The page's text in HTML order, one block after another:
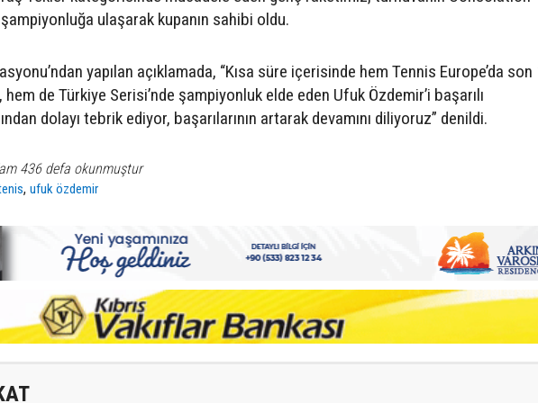
ulaşarak kupanın sahibi oldu.
yapılan açıklamada, “Kısa süre içerisinde hem Tennis Europe’da son
de Türkiye Serisi’nde şampiyonluk elde eden Ufuk Özdemir’i başarılı
dolayı tebrik ediyor, başarılarının artarak devamını diliyoruz” denildi.
436 defa okunmuştur
,ufuk özdemir